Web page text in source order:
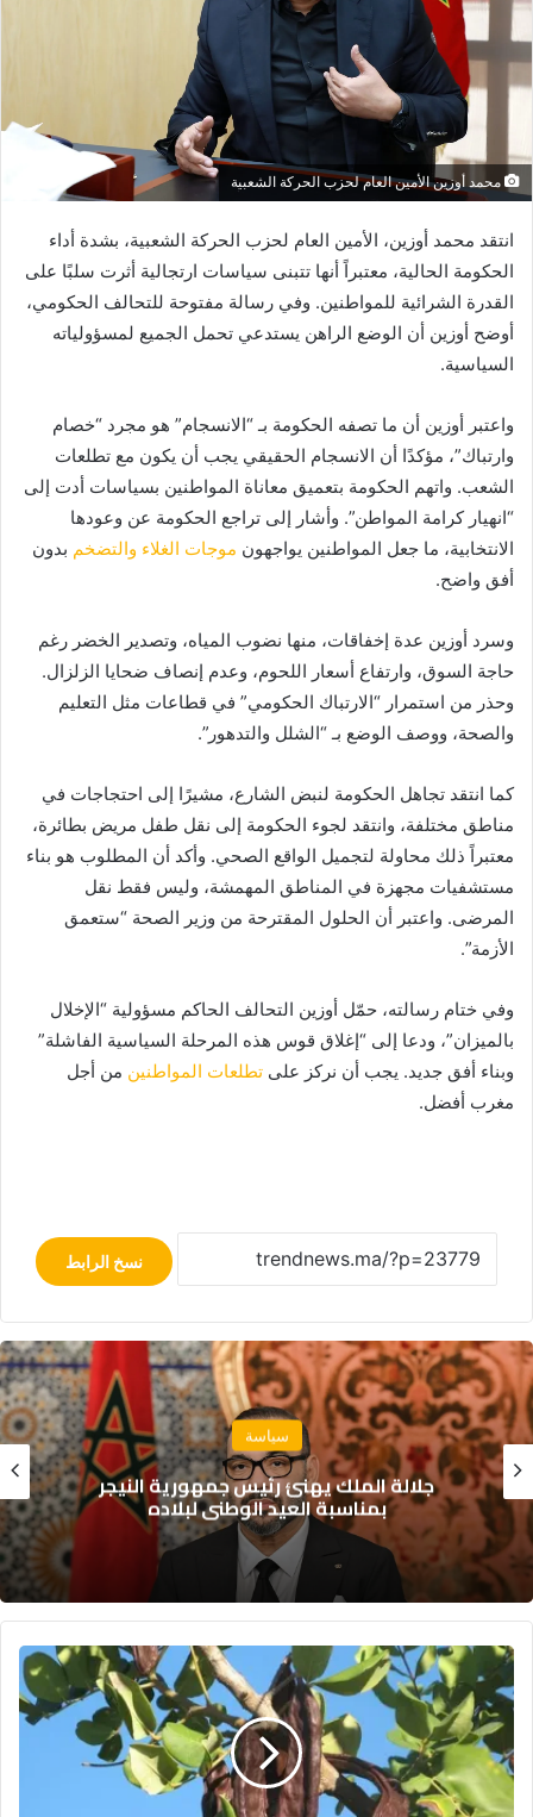
محمد أوزين الأمين العام لحزب الحركة الشعبية
انتقد محمد أوزين، الأمين العام لحزب الحركة الشعبية، بشدة أداء
الحكومة الحالية، معتبراً أنها تتبنى سياسات ارتجالية أثرت سلبًا على
القدرة الشرائية للمواطنين. وفي رسالة مفتوحة للتحالف الحكومي،
أوضح أوزين أن الوضع الراهن يستدعي تحمل الجميع لمسؤولياته
السياسية.
واعتبر أوزين أن ما تصفه الحكومة بـ “الانسجام” هو مجرد “خصام
وارتباك”، مؤكدًا أن الانسجام الحقيقي يجب أن يكون مع تطلعات
الشعب. واتهم الحكومة بتعميق معاناة المواطنين بسياسات أدت إلى
“انهيار كرامة المواطن”. وأشار إلى تراجع الحكومة عن وعودها
الانتخابية، ما جعل المواطنين يواجهون موجات الغلاء والتضخم بدون
أفق واضح.
وسرد أوزين عدة إخفاقات، منها نضوب المياه، وتصدير الخضر رغم
حاجة السوق، وارتفاع أسعار اللحوم، وعدم إنصاف ضحايا الزلزال.
وحذر من استمرار “الارتباك الحكومي” في قطاعات مثل التعليم
والصحة، ووصف الوضع بـ “الشلل والتدهور”.
كما انتقد تجاهل الحكومة لنبض الشارع، مشيرًا إلى احتجاجات في
مناطق مختلفة، وانتقد لجوء الحكومة إلى نقل طفل مريض بطائرة،
معتبراً ذلك محاولة لتجميل الواقع الصحي. وأكد أن المطلوب هو بناء
مستشفيات مجهزة في المناطق المهمشة، وليس فقط نقل
المرضى. واعتبر أن الحلول المقترحة من وزير الصحة “ستعمق
الأزمة”.
وفي ختام رسالته، حمّل أوزين التحالف الحاكم مسؤولية “الإخلال
بالميزان”، ودعا إلى “إغلاق قوس هذه المرحلة السياسية الفاشلة”
وبناء أفق جديد. يجب أن نركز على تطلعات المواطنين من أجل
مغرب أفضل.
نسخ الرابط
سياسة
جلالة الملك يهنئ رئيس جمهورية النيجر
بمناسبة العيد الوطني لبلاده
و
ز
ي
ا
ل
ف